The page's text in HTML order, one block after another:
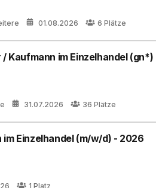
01.08.2026 6 Plätze
Kaufmann im Einzelhandel (gn*)
31.07.2026 36 Plätze
Einzelhandel (m/w/d) - 2026
1 Platz